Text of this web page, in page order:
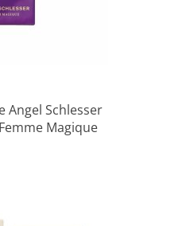
Angel Schlesser
Magique